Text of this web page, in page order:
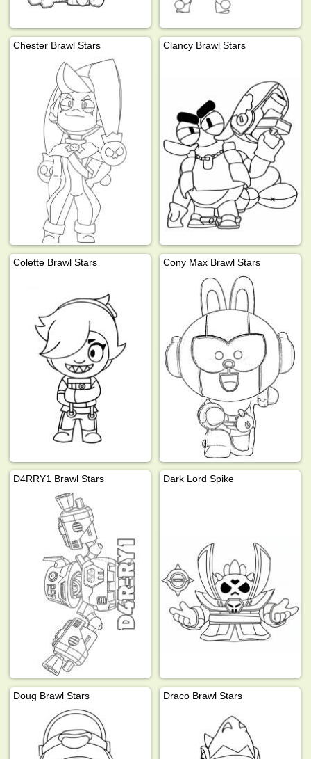
Chester Brawl Stars Clancy Brawl Stars
Colette Brawl Stars Cony Max Brawl Stars
D4RRY1 Brawl Stars Dark Lord Spike
Doug Brawl Stars Draco Brawl Stars